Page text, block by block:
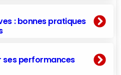
: bonnes pratiques
ses performances